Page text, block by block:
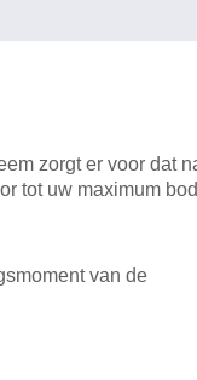
zorgt er voor dat
tot uw maximum
van de